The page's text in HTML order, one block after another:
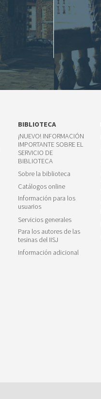
BIBLIOTECA
¡NUEVO! INFORMACIÓN
IMPORTANTE SOBRE EL
SERVICIO DE
BIBLIOTECA
Sobre la biblioteca
Catálogos online
Información para los
usuarios
Servicios generales
Para los autores de las
tesinas del IISJ
Información adicional